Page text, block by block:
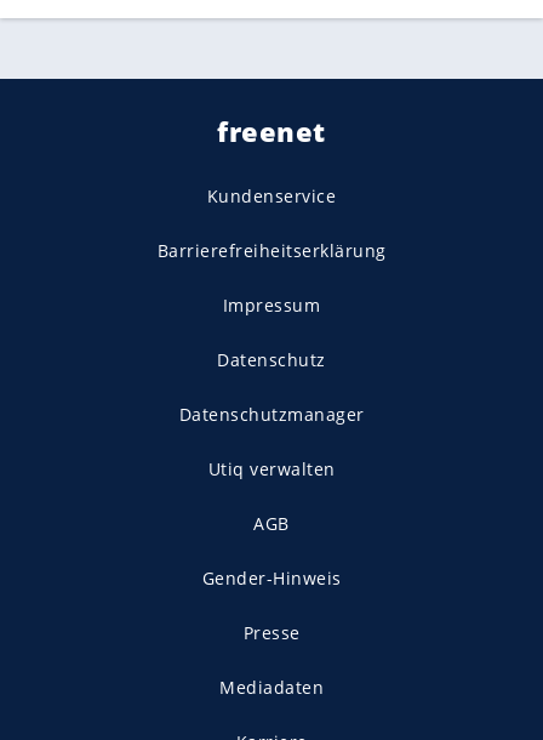
freenet
Kundenservice
Barrierefreiheitserklärung
Impressum
Datenschutz
Datenschutzmanager
Utiq verwalten
AGB
Gender-Hinweis
Presse
Mediadaten